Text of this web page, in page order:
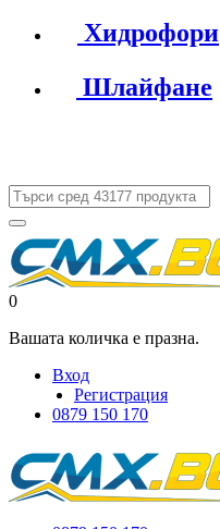
Хидрофори
Шлайфане
0
Вашата количка е празна.
Вход
Регистрация
0879 150 170